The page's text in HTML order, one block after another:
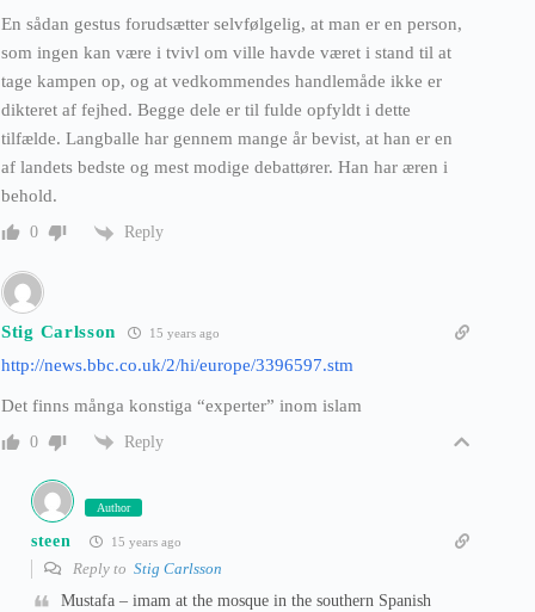
En sådan gestus forudsætter selvfølgelig, at man er en person,
som ingen kan være i tvivl om ville havde været i stand til at
tage kampen op, og at vedkommendes handlemåde ikke er
dikteret af fejhed. Begge dele er til fulde opfyldt i dette
tilfælde. Langballe har gennem mange år bevist, at han er en
af landets bedste og mest modige debattører. Han har æren i
behold.
0 Reply
Stig Carlsson 15 years ago
http://news.bbc.co.uk/2/hi/europe/3396597.stm
Det finns många konstiga “experter” inom islam
0 Reply
Author
steen 15 years ago
Reply to Stig Carlsson
Mustafa – imam at the mosque in the southern Spanish